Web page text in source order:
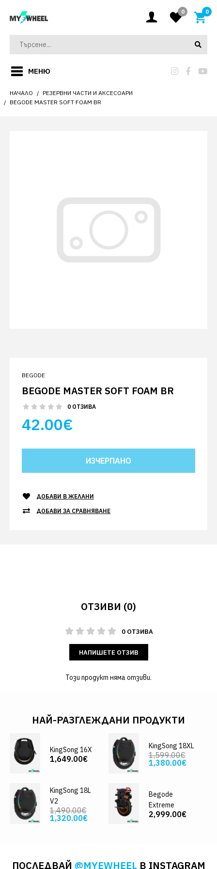
0 0
МЕНЮ
НАЧАЛО
РЕЗЕРВНИ ЧАСТИ И АКСЕСОАРИ
BEGODE MASTER SOFT FOAM BR
BEGODE
BEGODE MASTER SOFT FOAM BR
0 ОТЗИВА
42.00€
ДОБАВИ В ЖЕЛАНИ
ДОБАВИ ЗА СРАВНЯВАНЕ
ОТЗИВИ (0)
0 ОТЗИВА
НАПИШЕТЕ ОТЗИВ
Този продукт няма отзиви.
НАЙ-РАЗГЛЕЖДАНИ ПРОДУКТИ
KingSong 16X
1,649.00€
KingSong 18XL
1,599.00€
1,380.00€
KingSong 18L
V2
1,490.00€
1,320.00€
Begode
Extreme
2,999.00€
ПОСЛЕДВАЙ @MYEWHEEL В INSTAGRAM